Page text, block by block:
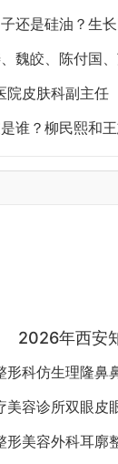
院皮肤科副主任